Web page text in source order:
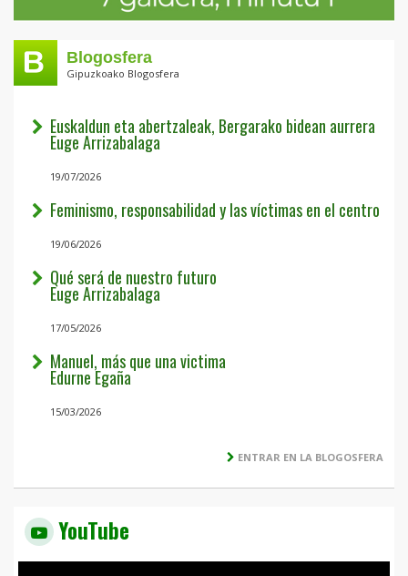
Blogosfera
Gipuzkoako Blogosfera
Euskaldun eta abertzaleak, Bergarako bidean aurrera
Euge Arrizabalaga
19/07/2026
Feminismo, responsabilidad y las víctimas en el centro
19/06/2026
Qué será de nuestro futuro
Euge Arrizabalaga
17/05/2026
Manuel, más que una victima
Edurne Egaña
15/03/2026
ENTRAR EN LA BLOGOSFERA
YouTube